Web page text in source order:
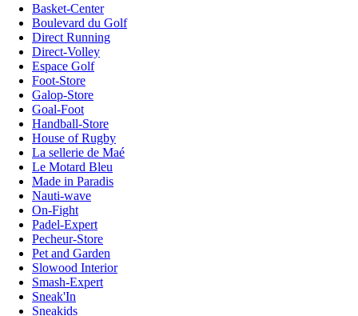
Basket-Center
Boulevard du Golf
Direct Running
Direct-Volley
Espace Golf
Foot-Store
Galop-Store
Goal-Foot
Handball-Store
House of Rugby
La sellerie de Maé
Le Motard Bleu
Made in Paradis
Nauti-wave
On-Fight
Padel-Expert
Pecheur-Store
Pet and Garden
Slowood Interior
Smash-Expert
Sneak'In
Sneakids